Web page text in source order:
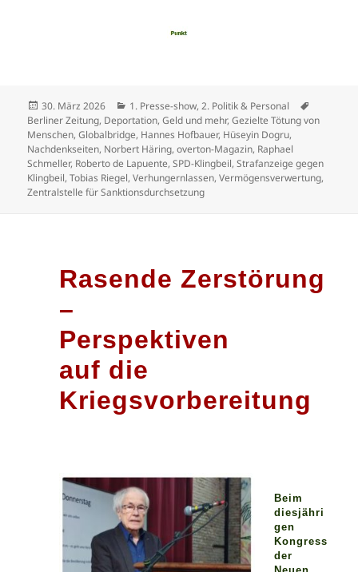
Veröffentlicht
am
30. März 2026 Kategorien
1. Presse-show,2. Politik & Personal
Berliner Zeitung, Deportation,Geld und mehr,Gezielte Tötung von
Menschen,Globalbridge, Hannes Hofbauer, Hüseyin Dogru,
Nachdenkseiten, Norbert Häring,overton-Magazin, Raphael
Schmeller, Roberto de Lapuente,SPD-Klingbeil,Strafanzeige gegen
Klingbeil,Tobias Riegel,Verhungernlassen,Vermögensverwertung,
Zentralstelle für Sanktionsdurchsetzung
Rasende Zerstörung
–
Perspektiven
auf die
Kriegsvorbereitung
Beim
diesjähri
gen
Kongress
der